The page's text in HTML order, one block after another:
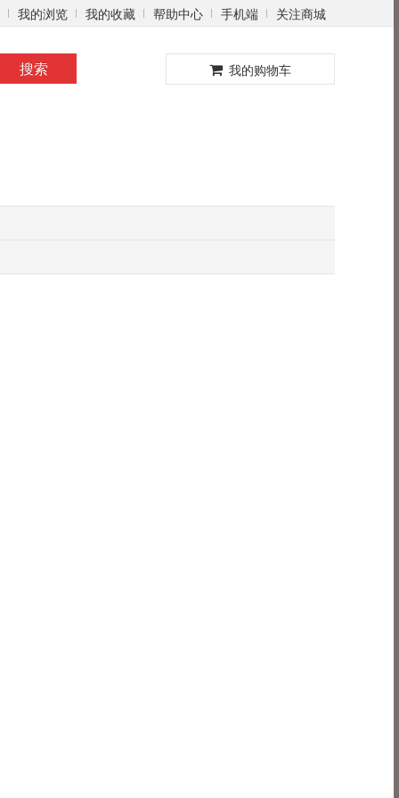
我的浏览 我的收藏 帮助中心 手机端 关注商城
搜索 我的购物车